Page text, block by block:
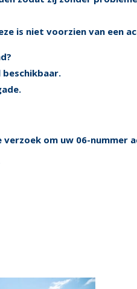
is niet voorzien van een
verzoek om uw 06-nummer